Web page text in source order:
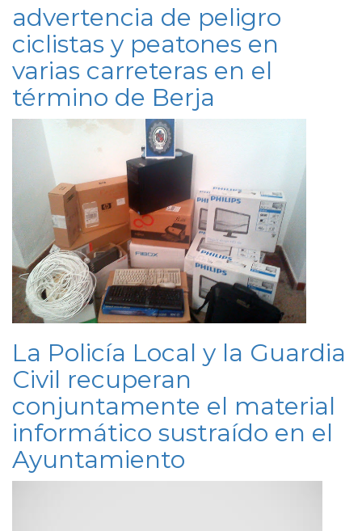
advertencia de peligro
ciclistas y peatones en
varias carreteras en el
término de Berja
La Policía Local y la Guardia
Civil recuperan
conjuntamente el material
informático sustraído en el
Ayuntamiento